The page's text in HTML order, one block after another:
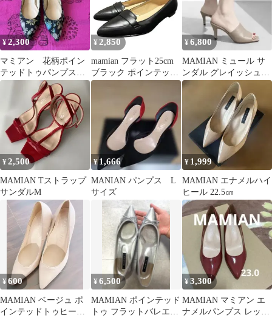
¥2,300
マミアン 花柄ポイン
テッドトゥパンプス
23㎝
¥ 2,850
mamian フラット25cm
ブラック ポインテッド
日本製 パンプス
¥6,800
MAMIAN ミュール サ
ンダル グレイッシュベ
ージュSサイズ 新品未
¥2,500
MAMIAN Tストラップ
サンダルM
¥ 1,666
MANIAN パンプス L
サイズ
¥ 1,999
MAMIAN エナメルハイ
ヒール 22.5㎝
¥600
MAMIAN ベージュ ポ
インテッドトゥヒー
¥6,500
MAMIAN ポインテッド
トゥ フラットバレエシ
¥3,300
MAMIAN マミアン エ
ナメルパンプス レッド